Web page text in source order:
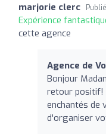
marjorie clerc
Expérience
cette agence
Agence de
Bonjour
retour positif!
enchantés de
d'organiser